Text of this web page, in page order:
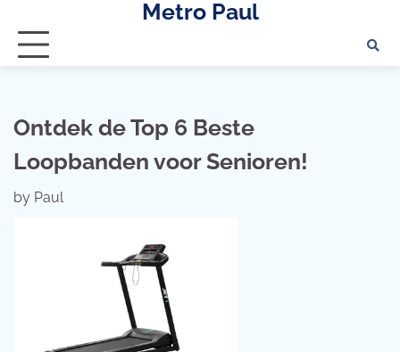
content
Metro Paul
Ontdek de Top 6 Beste
Loopbanden voor Senioren!
by Paul